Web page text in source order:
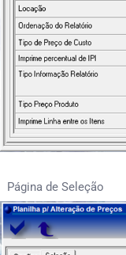
Página de Seleção